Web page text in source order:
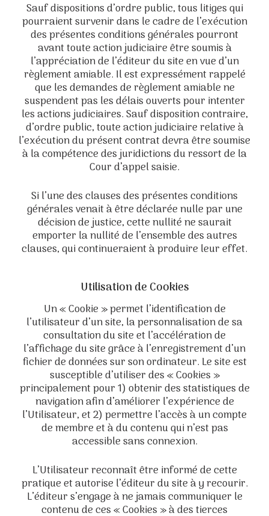
Sauf dispositions d’ordre public, tous litiges qui
pourraient survenir dans le cadre de l’exécution
des présentes conditions générales pourront
avant toute action judiciaire être soumis à
l’appréciation de l’éditeur du site en vue d’un
règlement amiable. Il est expressément rappelé
que les demandes de règlement amiable ne
suspendent pas les délais ouverts pour intenter
les actions judiciaires. Sauf disposition contraire,
d’ordre public, toute action judiciaire relative à
l’exécution du présent contrat devra être soumise
à la compétence des juridictions du ressort de la
Cour d’appel saisie.
Si l’une des clauses des présentes conditions
générales venait à être déclarée nulle par une
décision de justice, cette nullité ne saurait
emporter la nullité de l’ensemble des autres
clauses, qui continueraient à produire leur effet.
Utilisation de Cookies
Un « Cookie » permet l’identification de
l’utilisateur d’un site, la personnalisation de sa
consultation du site et l’accélération de
l’affichage du site grâce à l’enregistrement d’un
fichier de données sur son ordinateur. Le site est
susceptible d’utiliser des « Cookies »
principalement pour 1) obtenir des statistiques de
navigation afin d’améliorer l’expérience de
l’Utilisateur, et 2) permettre l’accès à un compte
de membre et à du contenu qui n’est pas
accessible sans connexion.
L’Utilisateur reconnaît être informé de cette
pratique et autorise l’éditeur du site à y recourir.
L’éditeur s’engage à ne jamais communiquer le
contenu de ces « Cookies » à des tierces